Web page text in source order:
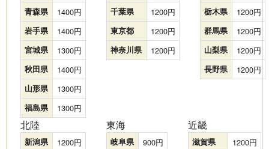
青森県 1400
岩手県 1400
宮城県 1300
秋田県 1400
山形県 1300
福島県 1300
千葉県 1200
東京都 1200
神奈川県 1200
栃木県 1200
群馬県 1200
山梨県 1200
長野県 1200
北陸
新潟県 1200
東海
岐阜県 900
近畿
滋賀県 1200